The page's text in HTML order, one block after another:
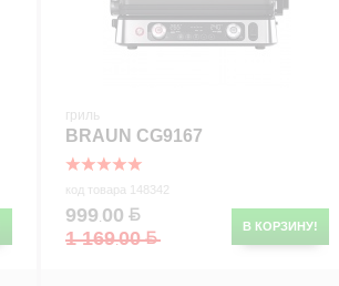
гриль
BRAUN CG9167
код товара 148342
В КОРЗИНУ!
999.00
1 169.00